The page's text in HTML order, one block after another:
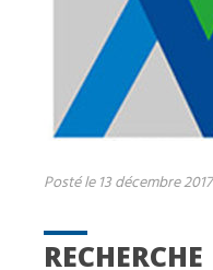
RECHERCHE
Posté le 13 décembre 2017